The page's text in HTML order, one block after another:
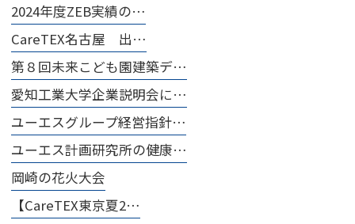
2024年度ZEB実績の…
CareTEX名古屋 出…
第８回未来こども園建築デ…
愛知工業大学企業説明会に…
ユーエスグループ経営指針…
ユーエス計画研究所の健康…
岡崎の花火大会
【CareTEX東京夏2…